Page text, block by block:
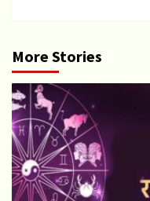
More Stories